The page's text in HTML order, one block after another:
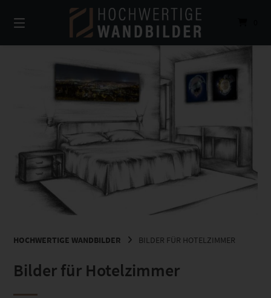
zum
Inhalt
HOCHWERTIGE WANDBILDER BILDER FÜR HOTELZIMMER
Bilder für Hotelzimmer